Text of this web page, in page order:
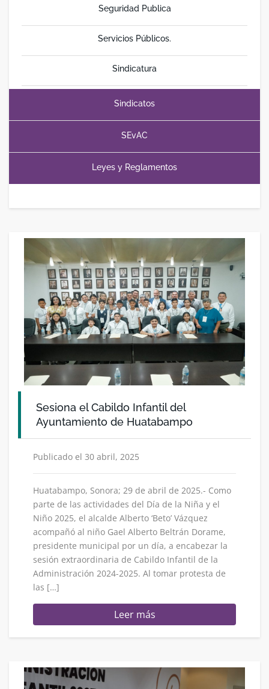
Seguridad Publica
Servicios Públicos.
Sindicatura
Sindicatos
SEvAC
Leyes y Reglamentos
Sesiona el Cabildo Infantil del
Ayuntamiento de Huatabampo
Publicado el 30 abril, 2025
Huatabampo, Sonora; 29 de abril de 2025.- Como
parte de las actividades del Día de la Niña y el
Niño 2025, el alcalde Alberto ‘Beto’ Vázquez
acompañó al niño Gael Alberto Beltrán Dorame,
presidente municipal por un día, a encabezar la
sesión extraordinaria de Cabildo Infantil de la
Administración 2024-2025. Al tomar protesta de
las […]
Leer más